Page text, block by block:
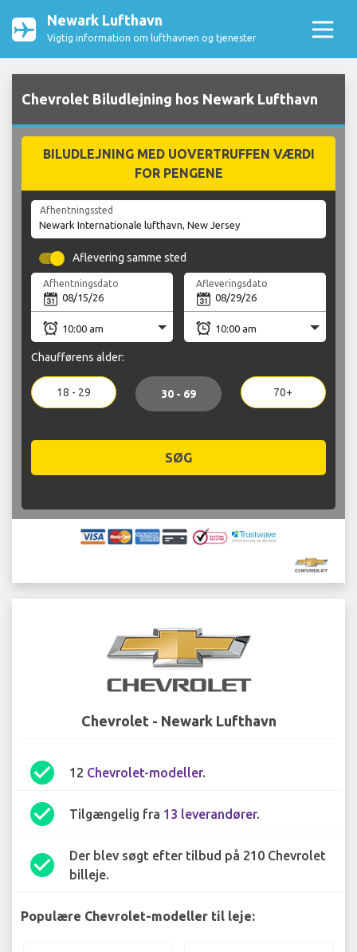
Newark Lufthavn
Vigtig information om lufthavnen og tjenester
Chevrolet Biludlejning hos Newark Lufthavn
BILUDLEJNING MED UOVERTRUFFEN VÆRDI
FOR PENGENE
Afhentningssted
Aflevering samme sted
Afhentningsdato Afleveringsdato
Chaufførens alder:
18 - 29 30 - 69 70+
SØG
Chevrolet - Newark Lufthavn
check_circle 12 Chevrolet-modeller.
check_circle Tilgængelig fra 13 leverandører.
check_circle
Der blev søgt efter tilbud på 210 Chevrolet
billeje.
Populære Chevrolet-modeller til leje: